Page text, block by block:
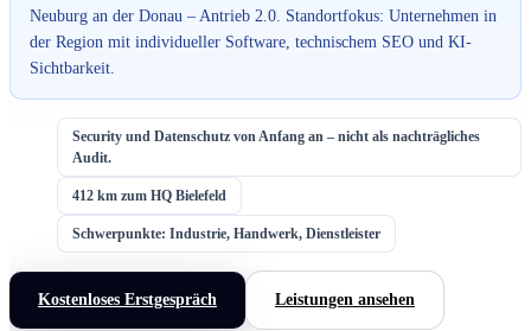
Neuburg an der Donau – Antrieb 2.0. Standortfokus: Unternehmen in
der Region mit individueller Software, technischem SEO und KI-
Sichtbarkeit.
Security und Datenschutz von Anfang an – nicht als nachträgliches
Audit.
412 km zum HQ Bielefeld
Schwerpunkte: Industrie, Handwerk, Dienstleister
Kostenloses Erstgespräch Leistungen ansehen